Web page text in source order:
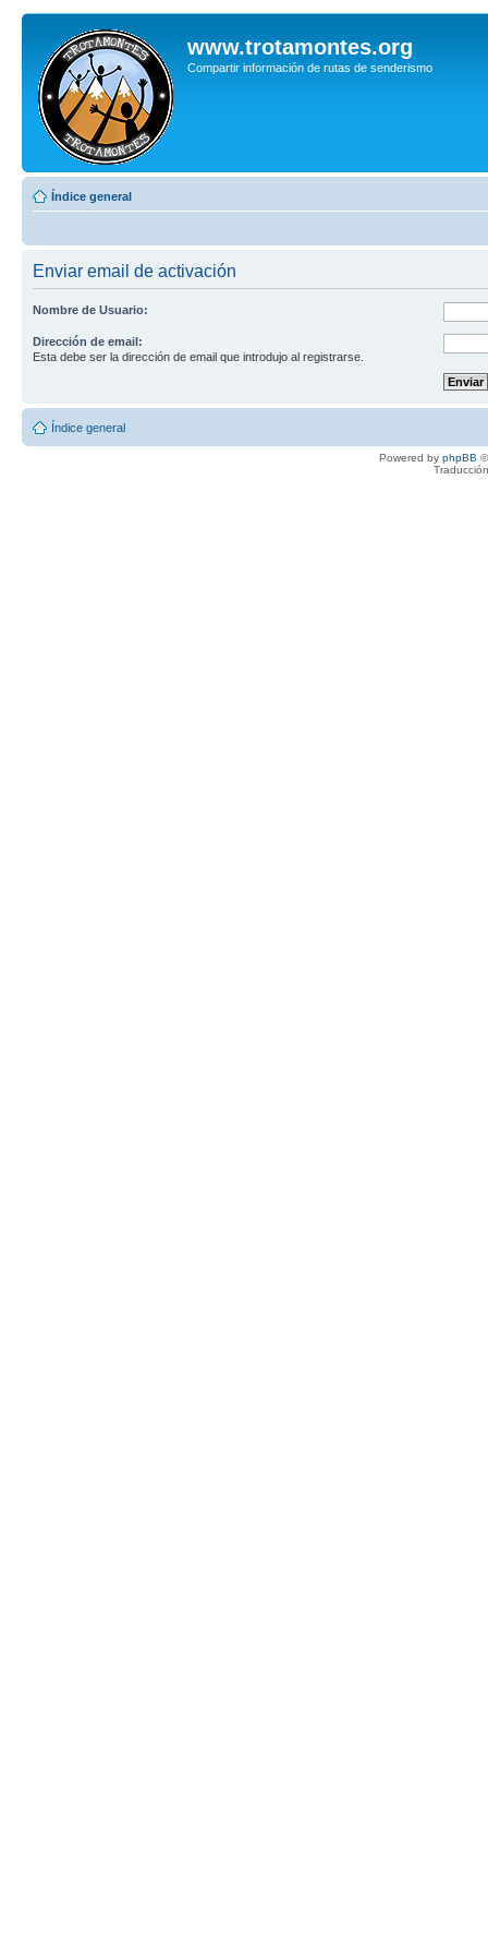
www.trotamontes.org
Compartir información de rutas de senderismo
Índice general
Enviar email de activación
Nombre de Usuario:
Dirección de email:
Esta debe ser la dirección de email que introdujo al registrarse.
Índice general
Powered by phpBB